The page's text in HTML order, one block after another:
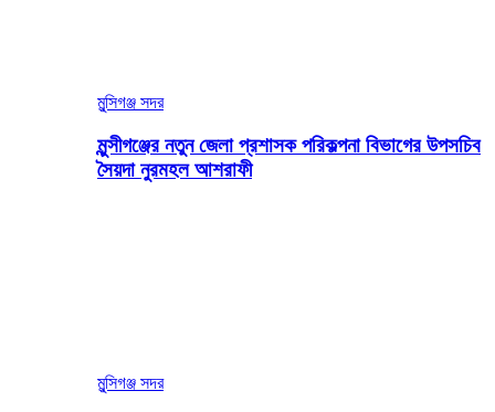
মুন্সিগঞ্জ সদর
মুন্সীগঞ্জের নতুন জেলা প্রশাসক পরিকল্পনা বিভাগের উপসচিব
সৈয়দা নুরমহল আশরাফী
মুন্সিগঞ্জ সদর